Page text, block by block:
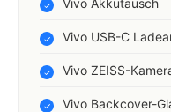
Vivo USB-C
Vivo ZEISS-
Vivo Backcover-